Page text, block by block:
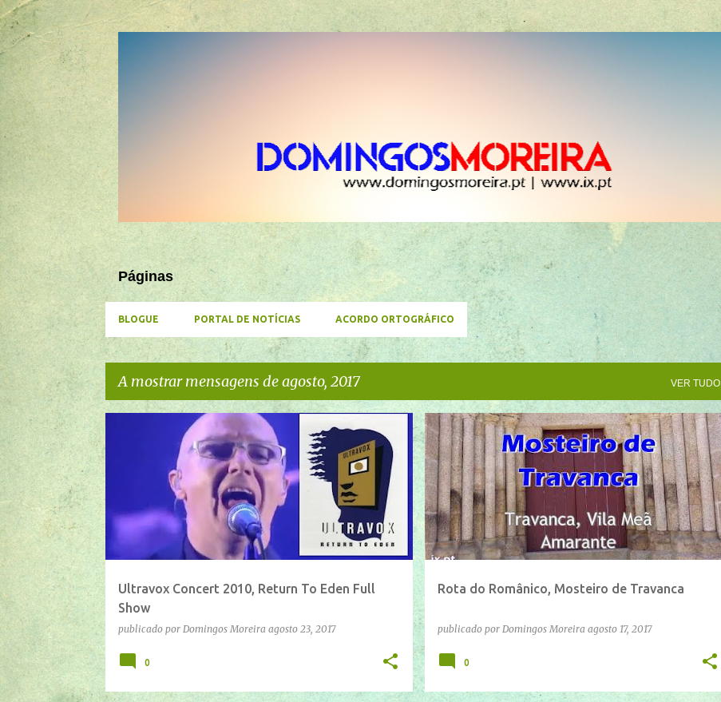
Avançar para o conteúdo principal
Páginas
BLOGUE PORTAL DE NOTÍCIAS ACORDO ORTOGRÁFICO
A mostrar mensagens de agosto, 2017 VER TUDO
e
n
s
a
g
Ultravox Concert 2010, Return To Eden Full
Show
publicado por Domingos Moreira agosto 23, 2017
YOUTUBE
0
Rota do Românico, Mosteiro de Travanca
publicado por Domingos Moreira agosto 17, 2017
IFTTT YOUTUBE
0